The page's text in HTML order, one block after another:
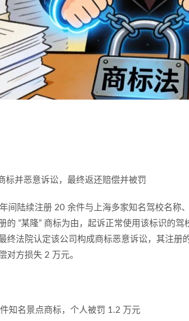
标并恶意诉讼，最终返还赔偿并被罚
间陆续注册 20 余件与上海多家知名驾校名称
的 “某隆” 商标为由，起诉正常使用该标识的
终法院认定该公司构成商标恶意诉讼，其注册
对方损失 2 万元。
知名景点商标，个人被罚 1.2 万元